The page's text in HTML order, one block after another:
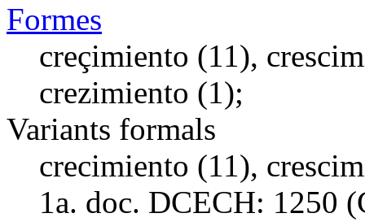
Formes
creçimiento (11),
crezimiento (1);
Variants formals
crecimiento (11),
1a. doc. DCECH: 1250